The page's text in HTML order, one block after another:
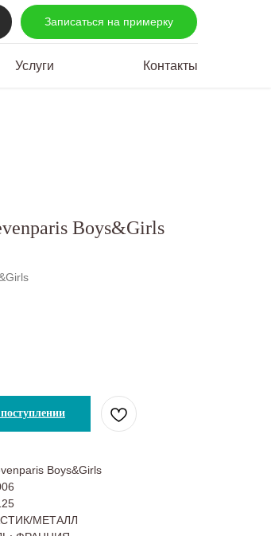
Записаться на примерку
Услуги Контакты
Boys&Girls
Boys&Girls
МЕТАЛЛ